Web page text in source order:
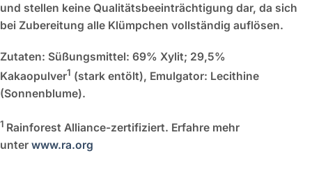
und stellen keine Qualitätsbeeinträchtigung dar, da sich
bei Zubereitung alle Klümpchen vollständig auflösen.
Zutaten: Süßungsmittel: 69% Xylit; 29,5%
Kakaopulver1 (stark entölt), Emulgator: Lecithine
(Sonnenblume).
1 Rainforest Alliance-zertifiziert. Erfahre mehr
unter www.ra.org